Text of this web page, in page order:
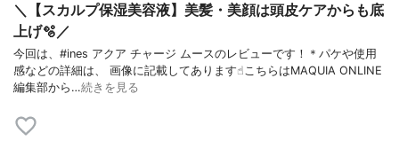
＼【スカルプ保湿美容液】美髪・美顔は頭皮ケアからも底
上げ🫧／
今回は、#ines アクア チャージ ムースのレビューです！＊パケや使用
感などの詳細は、 画像に記載してあります☝︎こちらはMAQUIA ONLINE
編集部から…続きを見る